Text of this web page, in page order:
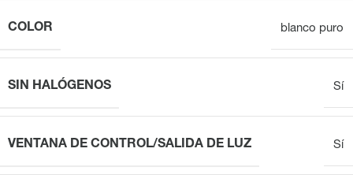
COLOR blanco puro
SIN HALÓGENOS Sí
VENTANA DE CONTROL/SALIDA DE LUZ Sí